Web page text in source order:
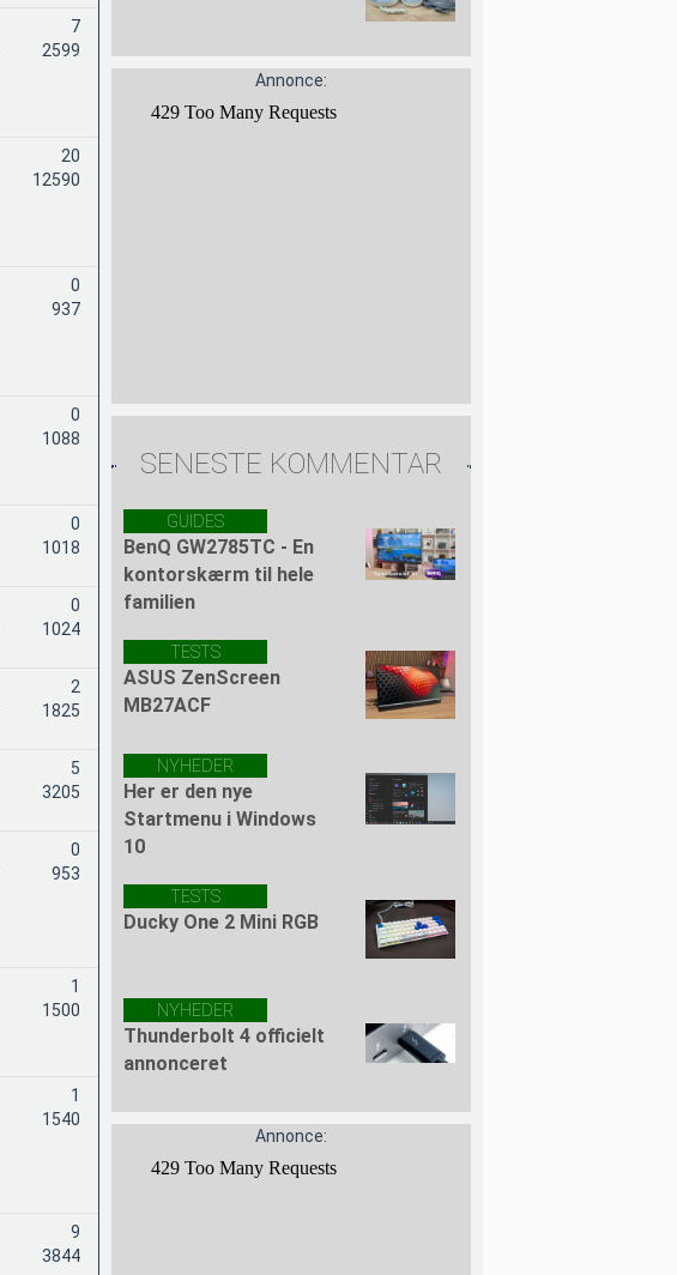
7
2599
20
12590
0
937
0
1088
0
1018
0
1024
2
1825
5
3205
0
953
1
1500
1
1540
9
3844
Annonce:
SENESTE KOMMENTAR
GUIDES
BenQ GW2785TC - En
kontorskærm til hele
familien
TESTS
ASUS ZenScreen
MB27ACF
NYHEDER
Her er den nye
Startmenu i Windows
10
TESTS
Ducky One 2 Mini RGB
NYHEDER
Thunderbolt 4 officielt
annonceret
Annonce: